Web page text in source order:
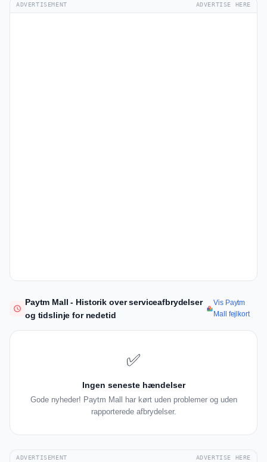
ADVERTISEMENT ADVERTISE HERE
Paytm Mall - Historik over serviceafbrydelser
og tidslinje for nedetid
Vis Paytm
Mall fejlkort
✅
Ingen seneste hændelser
Gode nyheder! Paytm Mall har kørt uden problemer og uden
rapporterede afbrydelser.
ADVERTISEMENT ADVERTISE HERE